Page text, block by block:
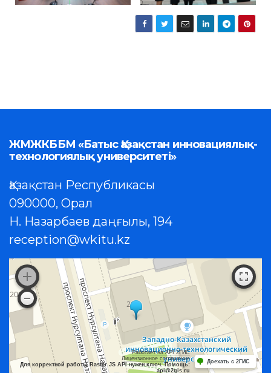
ЖМЖКББМ «Батыс Қазақстан инновациялық-
технологиялық университеті»
Қазақстан Республикасы
090000, Орал
Н. Назарбаев даңғылы, 194
reception@wkitu.kz
Работает на API 2ГИС
Лицензионное соглашение
Для корректной работы Raster JS API нужен ключ. Помощь:
api@2gis.ru
Доехать с 2ГИС